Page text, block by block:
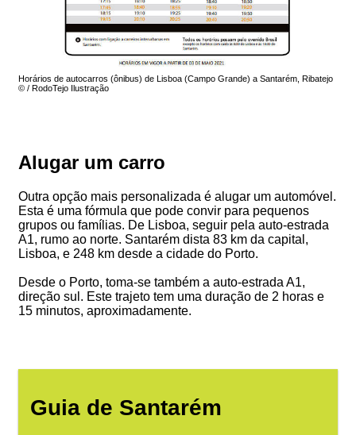
Horários de autocarros (ônibus) de Lisboa (Campo Grande) a Santarém, Ribatejo
© / RodoTejo Ilustração
Alugar um carro
Outra opção mais personalizada é alugar um automóvel.
Esta é uma fórmula que pode convir para pequenos
grupos ou famílias. De Lisboa, seguir pela auto-estrada
A1, rumo ao norte. Santarém dista 83 km da capital,
Lisboa, e 248 km desde a cidade do Porto.
Desde o Porto, toma-se também a auto-estrada A1,
direção sul. Este trajeto tem uma duração de 2 horas e
15 minutos, aproximadamente.
Guia de Santarém